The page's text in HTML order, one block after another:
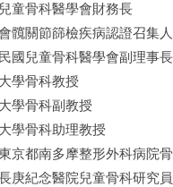
童骨科醫學會財務長
髖關節篩檢疾病認證召集人
國兒童骨科醫學會副理事長
學骨科教授
學骨科副教授
學骨科助理教授
京都南多摩整形外科病院
庚紀念醫院兒童骨科研究員